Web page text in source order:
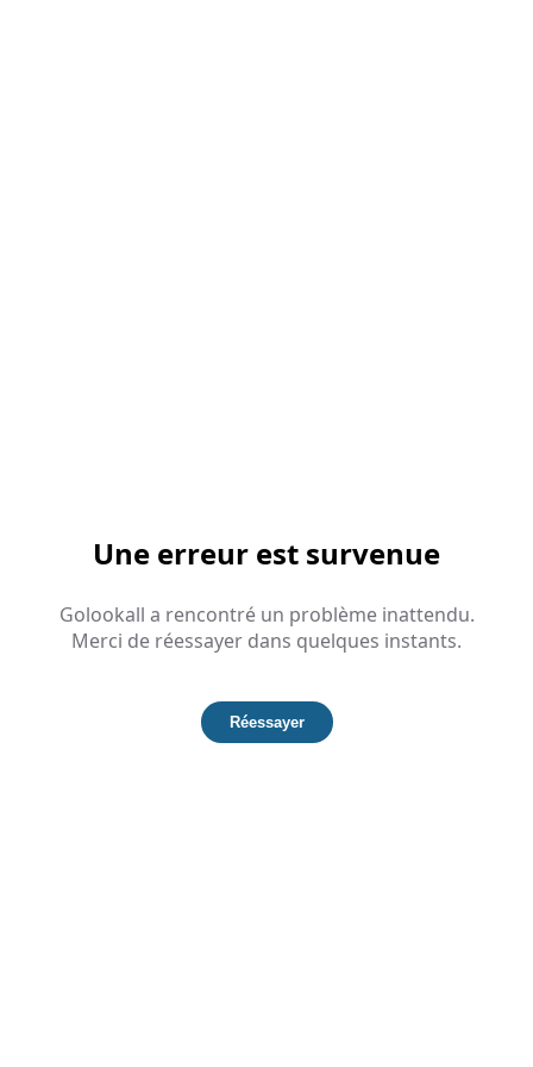
Une erreur est survenue
Golookall a rencontré un problème inattendu.
Merci de réessayer dans quelques instants.
Réessayer